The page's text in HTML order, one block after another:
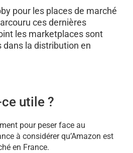
pour les places de marché
ces dernières
les marketplaces sont
la distribution en
utile ?
pour peser face au
à considérer qu’Amazon est
en France.